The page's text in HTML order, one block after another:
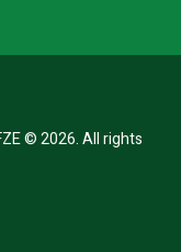
© 2026. All rights